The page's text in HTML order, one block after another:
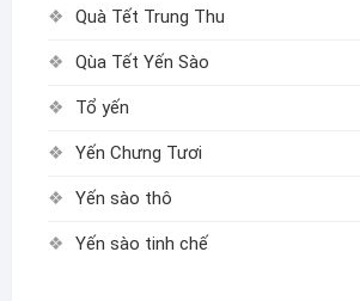
Quà Tết Trung Thu
Qùa Tết Yến Sào
Tổ yến
Yến Chưng Tươi
Yến sào thô
Yến sào tinh chế